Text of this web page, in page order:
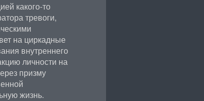
какого-то
тревоги,
на циркадные
внутреннего
личности на
призму
жизнь.